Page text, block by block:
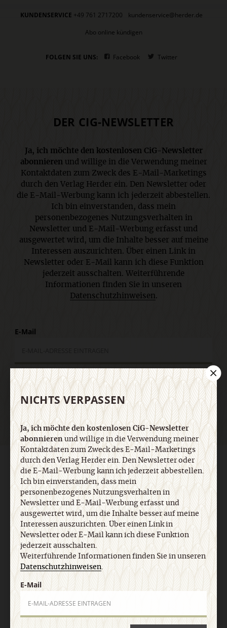
KUNDENSERVICE +49 761 2717200
kundenservice@herder.de
Abo online kündigen
FOLGEN SIE UNS: Facebook Twitter
DER CIG-NEWSLETTER
Ja, ich möchte den kostenlosen CiG-Newsletter
abonnieren und willige in die Verwendung meiner
Kontaktdaten zum Zweck des E-Mail-Marketings
durch den Verlag Herder ein. Den Newsletter oder
die E-Mail-Werbung kann ich jederzeit abbestellen.
Ich bin einverstanden, dass mein
personenbezogenes Nutzungsverhalten in
Newsletter und E-Mail-Werbung erfasst und
ausgewertet wird, um die Inhalte besser auf meine
Interessen auszurichten. Über einen Link in
Newsletter oder E-Mail kann ich diese Funktion
jederzeit ausschalten. Weiterführende
Informationen finden Sie in unseren
Datenschutzhinweisen .
E-Mail
Jetzt anmelden
AGB und Widerrufsbelehrung Datenschutz
Barrierefreiheit
Impressum
Vertrag widerrufen Abo online kündigen
NICHTS VERPASSEN
Ja, ich möchte den kostenlosen CiG-Newsletter
abonnierenund willige in die Verwendung meiner
Kontaktdaten zum Zweck des E-Mail-Marketings
durch den Verlag Herder ein. Den Newsletter oder
die E-Mail-Werbung kann ich jederzeit abbestellen.
Ich bin einverstanden, dass mein
personenbezogenes Nutzungsverhalten in
Newsletter und E-Mail-Werbung erfasst und
ausgewertet wird, um die Inhalte besser auf meine
Interessen auszurichten. Über einen Link in
Newsletter oder E-Mail kann ich diese Funktion
jederzeit ausschalten.
Weiterführende Informationen finden Sie in unseren
Datenschutzhinweisen.
E-Mail